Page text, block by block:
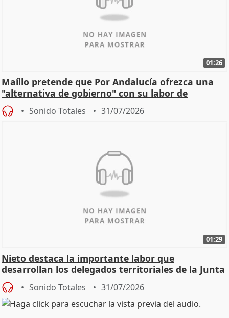
01:26
Maíllo pretende que Por Andalucía ofrezca una
"alternativa de gobierno" con su labor de
oposición
Sonido Totales 31/07/2026
01:29
Nieto destaca la importante labor que
desarrollan los delegados territoriales de la Junta
Sonido Totales 31/07/2026